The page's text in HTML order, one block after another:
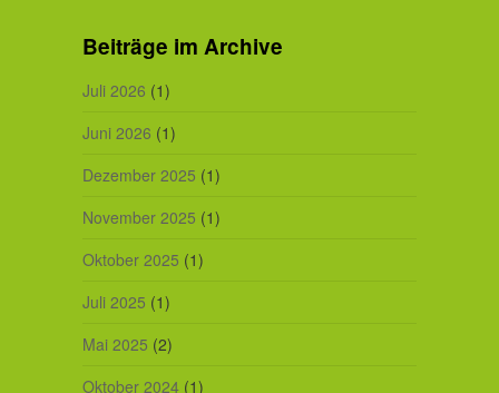
Beiträge im Archive
Juli 2026 (1)
Juni 2026 (1)
Dezember 2025 (1)
November 2025 (1)
Oktober 2025 (1)
Juli 2025 (1)
Mai 2025 (2)
Oktober 2024(1)